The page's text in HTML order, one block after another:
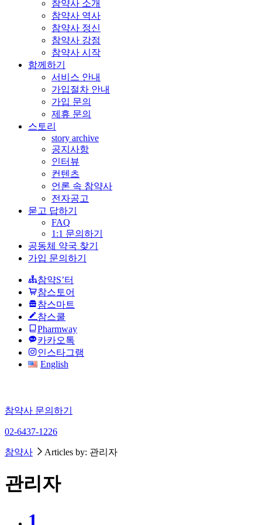
참약사 소개
참약사 역사
참약사 정신
참약사 강점
참약사 시작
함께하기
서비스 안내
가입절차 안내
가입 문의
제휴 문의
스토리
story archive
공지사항
인터뷰
컨텐츠
언론 속 참약사
전자공고
묻고 답하기
FAQ
1:1 문의하기
공동체 약국 찾기
가입 문의하기
참약S’터
참스토어
참스마트
참스쿨
Pharmway
카카오톡
인스타그램
English
참약사 문의하기
02-6437-1226
참약사 Articles by: 관리자
관리자
1